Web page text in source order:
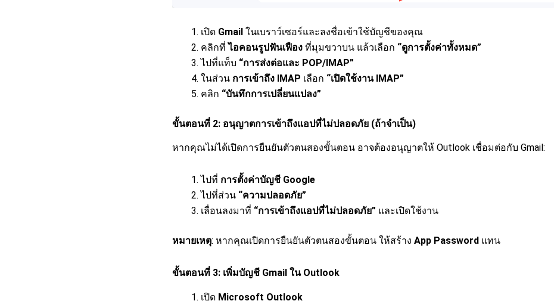
เปิด Gmailในเบราว์เซอร์และลงชื่อเข้าใช้บัญชีของคุณ
คลิกที่ไอคอนรูปฟันเฟืองที่มุมขวาบน แล้วเลือก “ดูการตั้งค่าทั้งหมด”
ไปที่แท็บ “การส่งต่อและ POP/IMAP”
ในส่วน การเข้าถึง IMAP เลือก “เปิดใช้งาน IMAP”
คลิก “บันทึกการเปลี่ยนแปลง”
ขั้นตอนที่ 2: อนุญาตการเข้าถึงแอปที่ไม่ปลอดภัย (ถ้าจำเป็น)
หากคุณไม่ได้เปิดการยืนยันตัวตนสองขั้นตอน อาจต้องอนุญาตให้ Outlook เชื่อมต่อกับ Gmail:
ไปที่ การตั้งค่าบัญชี Google
ไปที่ส่วน “ความปลอดภัย”
เลื่อนลงมาที่ “การเข้าถึงแอปที่ไม่ปลอดภัย” และเปิดใช้งาน
หมายเหตุ: หากคุณเปิดการยืนยันตัวตนสองขั้นตอน ให้สร้าง App Password แทน
ขั้นตอนที่ 3: เพิ่มบัญชี Gmail ใน Outlook
เปิด Microsoft Outlook